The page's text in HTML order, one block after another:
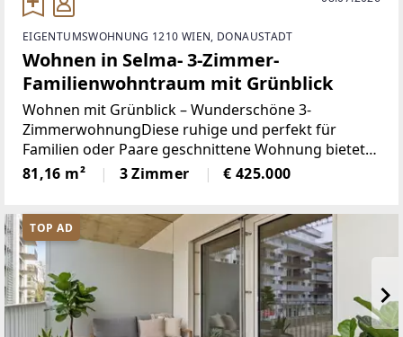
EIGENTUMSWOHNUNG 1210 WIEN, DONAUSTADT
Wohnen in Selma- 3-Zimmer-
Familienwohntraum mit Grünblick
Wohnen mit Grünblick – Wunderschöne 3-
ZimmerwohnungDiese ruhige und perfekt für
Familien oder Paare geschnittene Wohnung bietet
ein komfortables Zuhause. Das Projekt „Selma“
verspricht ein Leben mit südlichem Flair, was sich in
der weiß gestrichenen
81,16 m² 3 Zimmer € 425.000
TOP AD